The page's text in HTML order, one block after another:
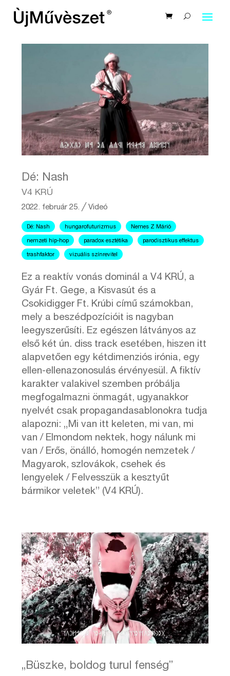
Dé: Nash
V4 KRÚ
2022. február 25. ╱Videó
Dé: Nash hungarofuturizmus Nemes Z Márió
nemzeti hip-hop paradox esztétika parodisztikus effektus
trashfaktor vizuális színrevitel
Ez a reaktív vonás dominál a V4 KRÚ, a
Gyár Ft. Gege, a Kisvasút és a
Csokidigger Ft. Krúbi című számokban,
mely a beszédpozícióit is nagyban
leegyszerűsíti. Ez egészen látványos az
első két ún. diss track esetében, hiszen itt
alapvetően egy kétdimenziós irónia, egy
ellen-ellenazonosulás érvényesül. A fiktív
karakter valakivel szemben próbálja
megfogalmazni önmagát, ugyanakkor
nyelvét csak propagandasablonokra tudja
alapozni: „Mi van itt keleten, mi van, mi
van / Elmondom nektek, hogy nálunk mi
van / Erős, önálló, homogén nemzetek /
Magyarok, szlovákok, csehek és
lengyelek / Felvesszük a kesztyűt
bármikor veletek” (V4 KRÚ).
„Büszke, boldog turul fenség”